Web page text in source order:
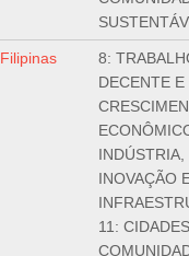
Filipinas
8:
DECENTE E
INDÚSTRIA,
INOVAÇÃO
11: